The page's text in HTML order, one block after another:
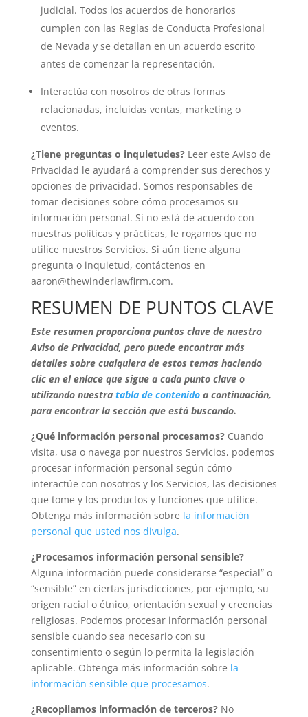
judicial. Todos los acuerdos de honorarios
cumplen con las Reglas de Conducta Profesional
de Nevada y se detallan en un acuerdo escrito
antes de comenzar la representación.
Interactúa con nosotros de otras formas
relacionadas, incluidas ventas, marketing o
eventos.
¿Tiene preguntas o inquietudes? Leer este Aviso de
Privacidad le ayudará a comprender sus derechos y
opciones de privacidad. Somos responsables de
tomar decisiones sobre cómo procesamos su
información personal. Si no está de acuerdo con
nuestras políticas y prácticas, le rogamos que no
utilice nuestros Servicios. Si aún tiene alguna
pregunta o inquietud, contáctenos en
aaron@thewinderlawfirm.com.
RESUMEN DE PUNTOS CLAVE
Este resumen proporciona puntos clave de nuestro
Aviso de Privacidad, pero puede encontrar más
detalles sobre cualquiera de estos temas haciendo
clic en el enlace que sigue a cada punto clave o
utilizando nuestra tabla de contenidoa continuación,
para encontrar la sección que está buscando.
¿Qué información personal procesamos?Cuando
visita, usa o navega por nuestros Servicios, podemos
procesar información personal según cómo
interactúe con nosotros y los Servicios, las decisiones
que tome y los productos y funciones que utilice.
Obtenga más información sobre la información
personal que usted nos divulga.
¿Procesamos información personal sensible?
Alguna información puede considerarse “especial” o
“sensible” en ciertas jurisdicciones, por ejemplo, su
origen racial o étnico, orientación sexual y creencias
religiosas. Podemos procesar información personal
sensible cuando sea necesario con su
consentimiento o según lo permita la legislación
aplicable. Obtenga más información sobre la
información sensible que procesamos.
¿Recopilamos información de terceros?No